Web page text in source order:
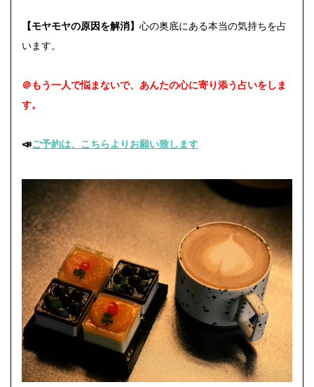
【モヤモヤの原因を解消】 心の奥底にある本当の気持ちを占
います。
＠もう一人で悩まないで、あんたの心に寄り添う占いをしま
す。
📣ご予約は、こちらよりお願い致します